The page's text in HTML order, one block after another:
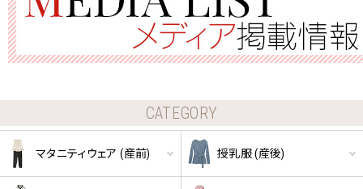
CATEGORY
マタニティウェア (産前) 授乳服 (産後)